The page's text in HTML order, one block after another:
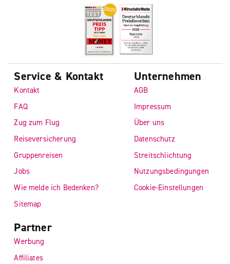
Service & Kontakt
Kontakt
FAQ
Zug zum Flug
Reiseversicherung
Gruppenreisen
Jobs
Wie melde ich Bedenken?
Sitemap
Unternehmen
AGB
Impressum
Über uns
Datenschutz
Streitschlichtung
Nutzungsbedingungen
Cookie-Einstellungen
Partner
Werbung
Affiliates